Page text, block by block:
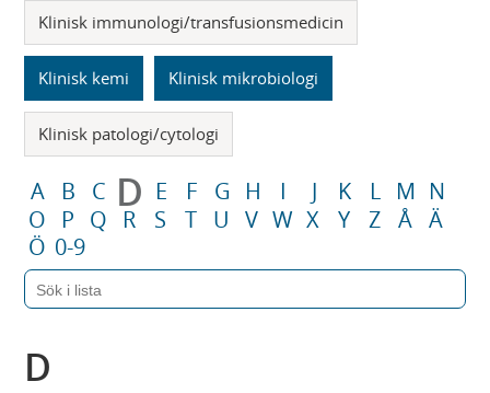
Klinisk immunologi/transfusionsmedicin
Klinisk kemi Klinisk mikrobiologi
Klinisk patologi/cytologi
A B C D E F G H I J K L M N
O
P Q R S T U V W X Y Z Å Ä
Ö 0-9
D